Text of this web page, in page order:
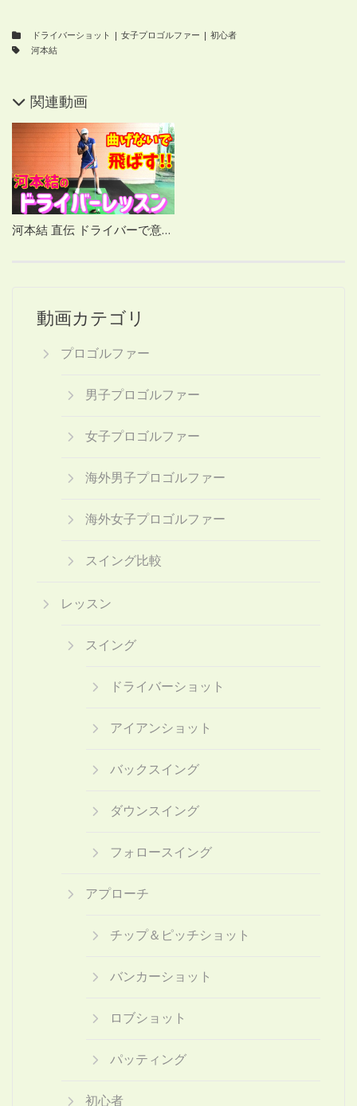
ドライバーショット | 女子プロゴルファー | 初心者
河本結
関連動画
河本結 直伝 ドライバーで意識することとは？
動画カテゴリ
プロゴルファー
男子プロゴルファー
女子プロゴルファー
海外男子プロゴルファー
海外女子プロゴルファー
スイング比較
レッスン
スイング
ドライバーショット
アイアンショット
バックスイング
ダウンスイング
フォロースイング
アプローチ
チップ＆ピッチショット
バンカーショット
ロブショット
パッティング
初心者